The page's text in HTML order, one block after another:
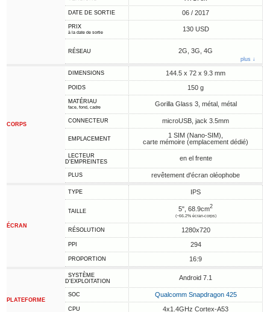
DATE DE SORTIE 06 / 2017
PRIX
à la date de sortie 130 USD
RÉSEAU 2G, 3G, 4G
plus ↓
CORPS
DIMENSIONS 144.5 x 72 x 9.3 mm
POIDS 150 g
MATÉRIAU
face, fond, cadre Gorilla Glass 3, métal, métal
CONNECTEUR microUSB, jack 3.5mm
EMPLACEMENT
1 SIM (Nano-SIM),
carte mémoire (emplacement dédié)
LECTEUR
D'EMPREINTES
en el frente
PLUS revêtement d'écran oléophobe
ÉCRAN
TYPE IPS
TAILLE 5", 68.9cm2
(~66.2% écran-corps)
RÉSOLUTION 1280x720
PPI 294
PROPORTION 16:9
PLATEFORME
SYSTÈME
D'EXPLOITATION
Android 7.1
SOC Qualcomm Snapdragon 425
CPU 4x1.4GHz Cortex-A53